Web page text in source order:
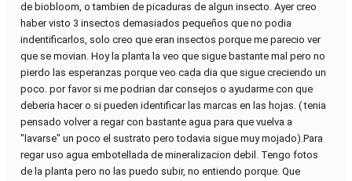
de biobloom, o tambien de picaduras de algun insecto. Ayer creo
haber visto 3 insectos demasiados pequeños que no podia
indentificarlos, solo creo que eran insectos porque me parecio ver
que se movian. Hoy la planta la veo que sigue bastante mal pero no
pierdo las esperanzas porque veo cada dia que sigue creciendo un
poco. por favor si me podrian dar consejos o ayudarme con que
deberia hacer o si pueden identificar las marcas en las hojas. ( tenia
pensado volver a regar con bastante agua para que vuelva a
"lavarse" un poco el sustrato pero todavia sigue muy mojado).Para
regar uso agua embotellada de mineralizacion debil. Tengo fotos
de la planta pero no las puedo subir, no entiendo porque. Que